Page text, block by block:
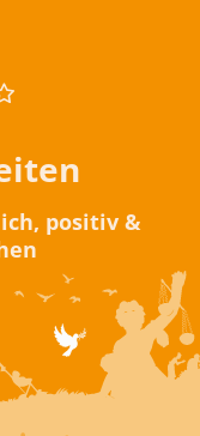
positiv &